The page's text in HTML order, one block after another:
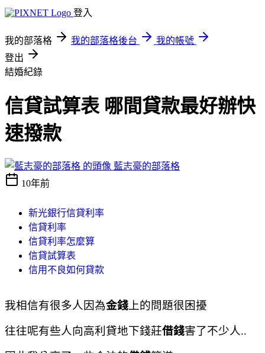
登入
我的部落格 我的部落格後台
我的帳號
登出
結婚紀錄
信貸試算表 哪間貸款最好辦快
速撥款
藍志豪的部落格
10年前
新光銀行信貸利率
信貸利率
信貸利率怎麼算
信貸試算表
信用不良如何貸款
我相信有很多人因為金錢 上的問題很困擾
往往呢有些人向高利貸地下錢莊借錢害了不少人..